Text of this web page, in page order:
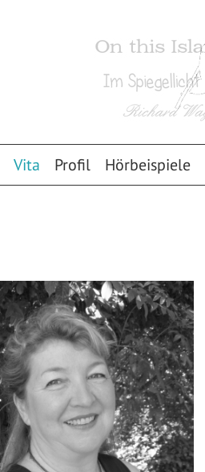
Vita Profil Hörbeispiele